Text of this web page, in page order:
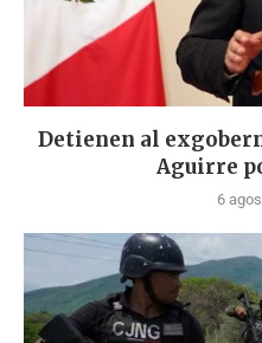
Detienen al
Aguirre
6